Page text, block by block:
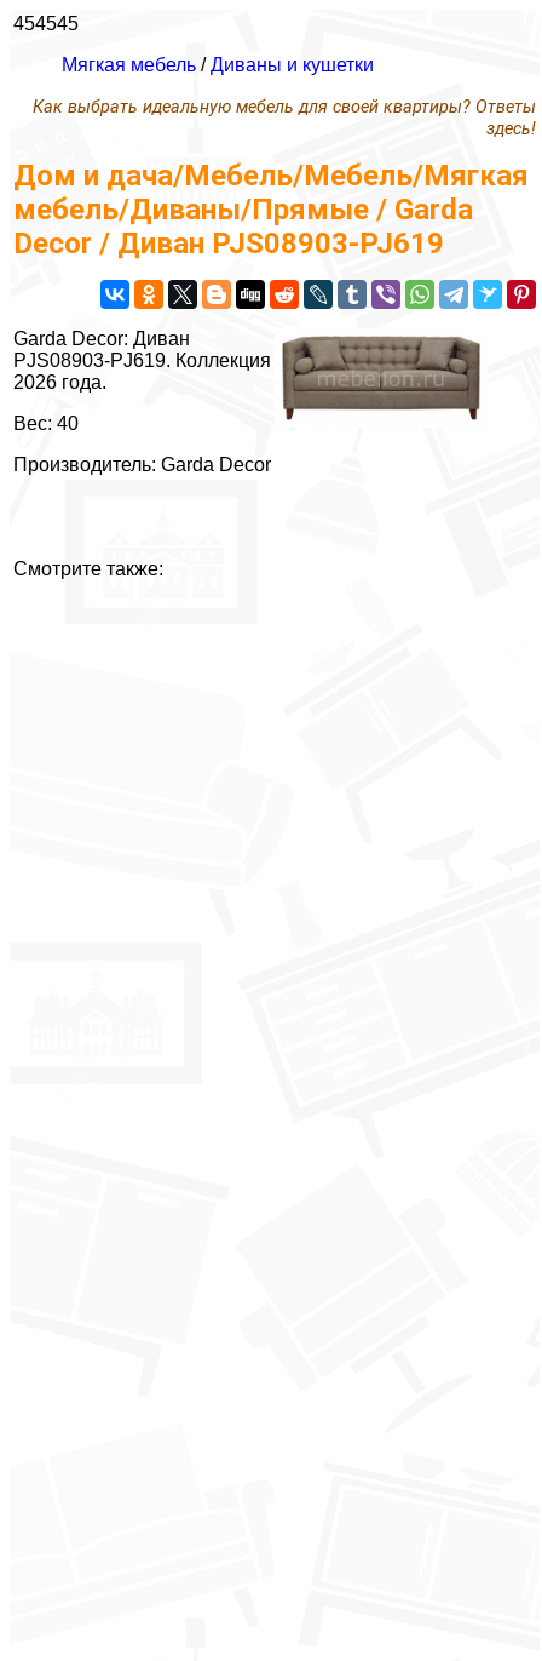
454545
Мягкая мебель /Диваны и кушетки
Как выбрать идеальную мебель для своей квартиры? Ответы
здесь!
Дом и дача/Мебель/Мебель/Мягкая
мебель/Диваны/Прямые / Garda
Decor / Диван PJS08903-PJ619
Garda Decor: Диван
PJS08903-PJ619. Коллекция
2026 года.
Вес: 40
Производитель: Garda Decor
Смотрите также: